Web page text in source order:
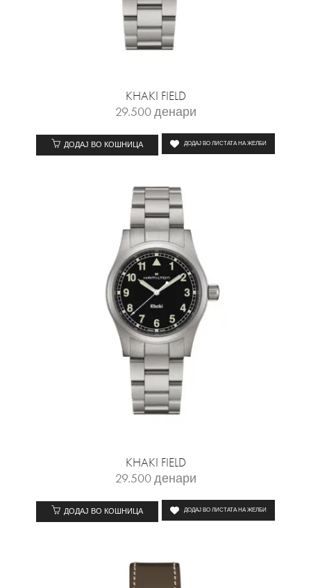
KHAKI FIELD
29.500денари
ДОДАЈ ВО КОШНИЦА ДОДАЈ ВО ЛИСТАТА НА ЖЕЛБИ
KHAKI FIELD
29.500денари
ДОДАЈ ВО КОШНИЦА ДОДАЈ ВО ЛИСТАТА НА ЖЕЛБИ